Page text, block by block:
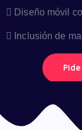
Diseño móvil
Inclusión de